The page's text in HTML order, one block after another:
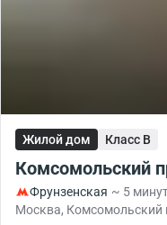
Жилой дом Класс B
Комсомольский
Фрунзенская ~ 5
Москва, Комсомольский